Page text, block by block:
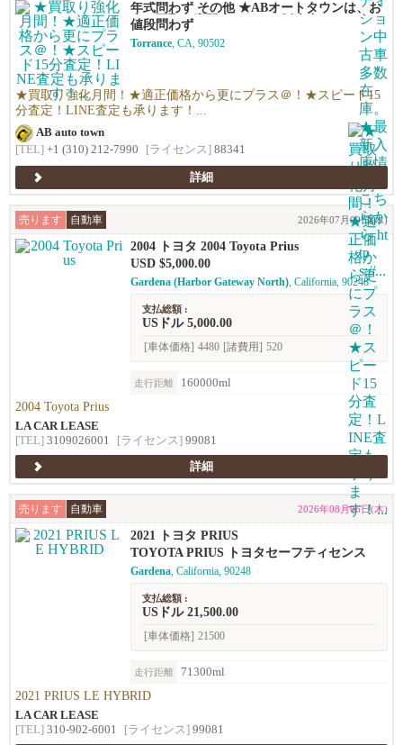
年式問わず その他 ★ABオートタウンは、お
車の買取り専門店です！★販売力があるから
高く買える！シンプルで高い！独自の相場で
高価買い取りします！★優しい査定で’納得の
価格！高価買い取りします！★年末ご売却予
定の無料査定を実施中！年末の売却予定の方
も早期査定は更にお得！★日本車、アメ車、
欧州車なんでも買います！
値段問わず
Torrance, CA, 90502
★買取り強化月間！★適正価格から更にプラス＠！★スピード15
分査定！LINE査定も承ります！...
AB auto town
[TEL] +1 (310) 212-7990 [ライセンス] 88341
詳細
売ります 自動車 2026年07月09日(木)
2004 トヨタ 2004 Toyota Prius
USD $5,000.00
Gardena (Harbor Gateway North), California, 90248
支払総額 :
USドル 5,000.00
[車体価格] 4480 [諸費用] 520
走行距離 160000ml
2004 Toyota Prius
LA CAR LEASE
[TEL] 3109026001 [ライセンス] 99081
詳細
売ります 自動車 2026年08月06日(木)
2021 トヨタ PRIUS
TOYOTA PRIUS トヨタセーフティセンス
Gardena, California, 90248
支払総額 :
USドル 21,500.00
[車体価格] 21500
走行距離 71300ml
2021 PRIUS LE HYBRID
LA CAR LEASE
[TEL] 310-902-6001 [ライセンス] 99081